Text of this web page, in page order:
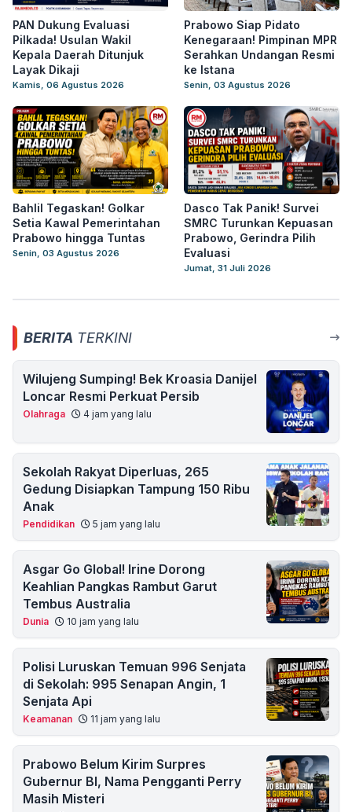
PAN Dukung Evaluasi
Pilkada! Usulan Wakil
Kepala Daerah Ditunjuk
Layak Dikaji
Kamis, 06 Agustus 2026
Prabowo Siap Pidato
Kenegaraan! Pimpinan MPR
Serahkan Undangan Resmi
ke Istana
Senin, 03 Agustus 2026
Bahlil Tegaskan! Golkar
Setia Kawal Pemerintahan
Prabowo hingga Tuntas
Senin, 03 Agustus 2026
Dasco Tak Panik! Survei
SMRC Turunkan Kepuasan
Prabowo, Gerindra Pilih
Evaluasi
Jumat, 31 Juli 2026
BERITA TERKINI
Wilujeng Sumping! Bek Kroasia Danijel
Loncar Resmi Perkuat Persib
Olahraga 4 jam yang lalu
Sekolah Rakyat Diperluas, 265
Gedung Disiapkan Tampung 150 Ribu
Anak
Pendidikan 5 jam yang lalu
Asgar Go Global! Irine Dorong
Keahlian Pangkas Rambut Garut
Tembus Australia
Dunia 10 jam yang lalu
Polisi Luruskan Temuan 996 Senjata
di Sekolah: 995 Senapan Angin, 1
Senjata Api
Keamanan 11 jam yang lalu
Prabowo Belum Kirim Surpres
Gubernur BI, Nama Pengganti Perry
Masih Misteri